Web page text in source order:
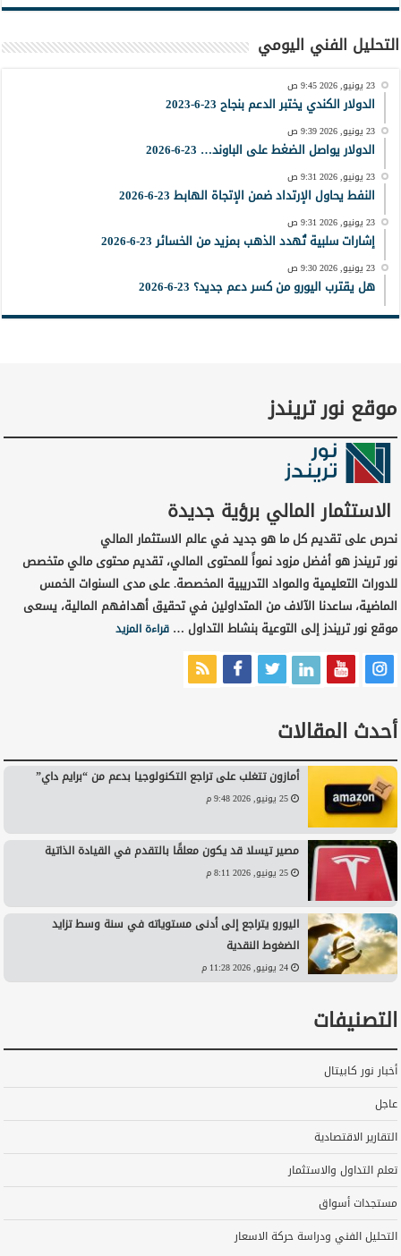
التحليل الفني اليومي
23 يونيو, 2026 9:45 ص
الدولار الكندي يختبر الدعم بنجاح 23-6-2023
23 يونيو, 2026 9:39 ص
الدولار يواصل الضغط على الباوند… 23-6-2026
23 يونيو, 2026 9:31 ص
النفط يحاول الإرتداد ضمن الإتجاة الهابط 23-6-2026
23 يونيو, 2026 9:31 ص
إشارات سلبية تُهدد الذهب بمزيد من الخسائر 23-6-2026
23 يونيو, 2026 9:30 ص
هل يقترب اليورو من كسر دعم جديد؟ 23-6-2026
موقع نور تريندز
الاستثمار المالي برؤية جديدة
نحرص على تقديم كل ما هو جديد في عالم الاستثمار المالي
نور تريندز هو أفضل مزود نمواً للمحتوى المالي، تقديم محتوى مالي متخصص
للدورات التعليمية والمواد التدريبية المخصصة. على مدى السنوات الخمس
الماضية، ساعدنا الآلاف من المتداولين في تحقيق أهدافهم المالية، يسعى
موقع نور تريندز إلى التوعية بنشاط التداول …قراءة المزيد
أحدث المقالات
أمازون تتغلب على تراجع التكنولوجيا بدعم من “برايم داي”
25 يونيو, 2026 9:48 م
مصير تيسلا قد يكون معلقًا بالتقدم في القيادة الذاتية
25 يونيو, 2026 8:11 م
اليورو يتراجع إلى أدنى مستوياته في سنة وسط تزايد
الضغوط النقدية
24 يونيو, 2026 11:28 م
التصنيفات
أخبار نور كابيتال
عاجل
التقارير الاقتصادية
تعلم التداول والاستثمار
مستجدات أسواق
التحليل الفني ودراسة حركة الاسعار